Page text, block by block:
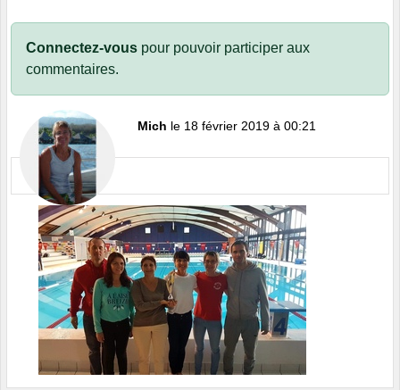
Connectez-vous pour pouvoir participer aux
commentaires.
Mich le 18 février 2019 à 00:21